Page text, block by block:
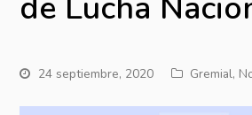
24 septiembre, 2020 Gremial,